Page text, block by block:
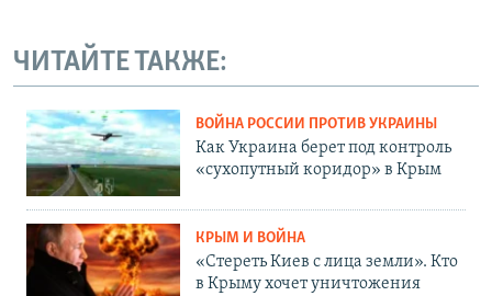
ЧИТАЙТЕ ТАКЖЕ:
ВОЙНА РОССИИ ПРОТИВ УКРАИНЫ
Как Украина берет под контроль
«сухопутный коридор» в Крым
КРЫМ И ВОЙНА
«Стереть Киев с лица земли». Кто
в Крыму хочет уничтожения